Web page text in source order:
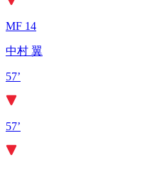
MF 14
中村 翼
57’
57’